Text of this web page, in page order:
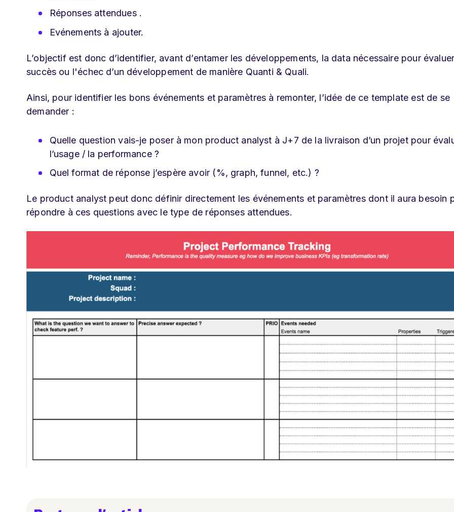
Réponses attendues .
Evénements à ajouter.
L’objectif est donc d’identifier, avant d’entamer les développements, la data nécessaire pour
succès ou l'échec d’un développement de manière Quanti & Quali.
Ainsi, pour identifier les bons événements et paramètres à remonter, l’idée de ce template est de se
demander :
Quelle question vais-je poser à mon product analyst à J+7 de la livraison d’un projet pour
l’usage / la performance ?
Quel format de réponse j’espère avoir (%, graph, funnel, etc.) ?
Le product analyst peut donc définir directement les événements et paramètres dont il aura besoin
répondre à ces questions avec le type de réponses attendues.